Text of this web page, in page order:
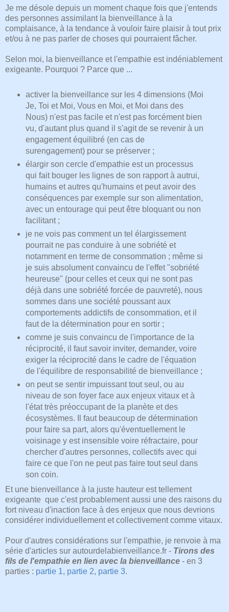
Je me désole depuis un moment chaque fois que j'entends
des personnes assimilant la bienveillance à la
complaisance, à la tendance à vouloir faire plaisir à tout prix
et/ou à ne pas parler de choses qui pourraient fâcher.
Selon moi, la bienveillance et l'empathie est indéniablement
exigeante. Pourquoi ? Parce que ...
activer la bienveillance sur les 4 dimensions (Moi
Je, Toi et Moi, Vous en Moi, et Moi dans des
Nous) n'est pas facile et n'est pas forcément bien
vu, d'autant plus quand il s'agit de se revenir à un
engagement équilibré (en cas de
surengagement) pour se préserver ;
élargir son cercle d'empathie est un processus
qui fait bouger les lignes de son rapport à autrui,
humains et autres qu'humains et peut avoir des
conséquences par exemple sur son alimentation,
avec un entourage qui peut être bloquant ou non
facilitant ;
je ne vois pas comment un tel élargissement
pourrait ne pas conduire à une sobriété et
notamment en terme de consommation ; même si
je suis absolument convaincu de l'effet "sobriété
heureuse" (pour celles et ceux qui ne sont pas
déjà dans une sobriété forcée de pauvreté), nous
sommes dans une société poussant aux
comportements addictifs de consommation, et il
faut de la détermination pour en sortir ;
comme je suis convaincu de l'importance de la
réciprocité, il faut savoir inviter, demander, voire
exiger la réciprocité dans le cadre de l'équation
de l'équilibre de responsabilité de bienveillance ;
on peut se sentir impuissant tout seul, ou au
niveau de son foyer face aux enjeux vitaux et à
l'état très préoccupant de la planète et des
écosystèmes. Il faut beaucoup de détermination
pour faire sa part, alors qu'éventuellement le
voisinage y est insensible voire réfractaire, pour
chercher d'autres personnes, collectifs avec qui
faire ce que l'on ne peut pas faire tout seul dans
son coin.
Et une bienveillance à la juste hauteur est tellement
exigeante que c'est probablement aussi une des raisons du
fort niveau d'inaction face à des enjeux que nous devrions
considérer individuellement et collectivement comme vitaux.
Pour d'autres considérations sur l'empathie, je renvoie à ma
série d'articles sur autourdelabienveillance.fr - Tirons des
fils de l'empathie en lien avec la bienveillance - en 3
parties : partie 1, partie 2, partie 3.